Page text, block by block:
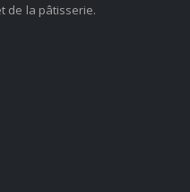
de la pâtisserie.